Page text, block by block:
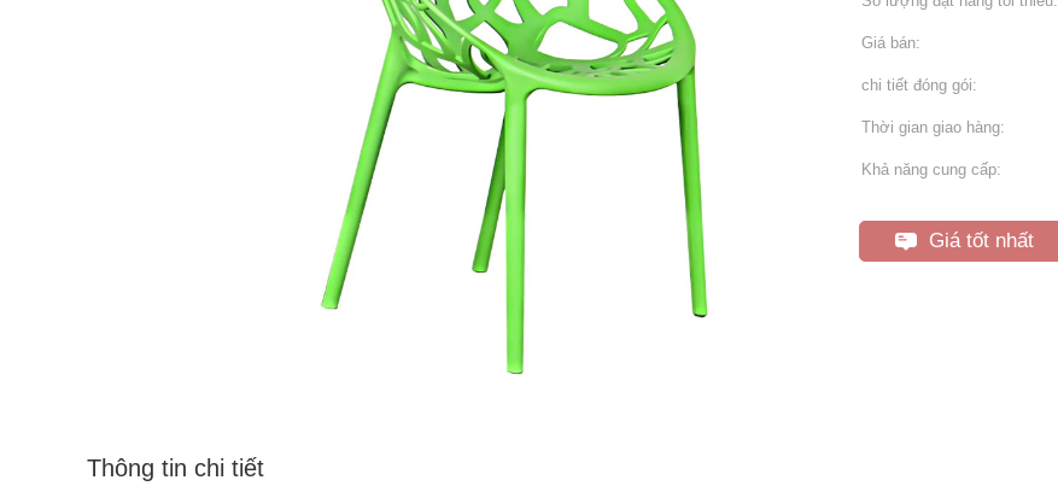
Giá bán:
chi tiết đóng gói:
Thời gian giao hàng:
Khả năng cung cấp:
Giá tốt nhất
Thông tin chi tiết